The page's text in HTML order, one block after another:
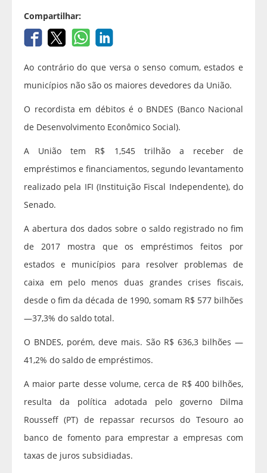
Compartilhar:
Ao contrário do que versa o senso comum, estados e
municípios não são os maiores devedores da União.
O recordista em débitos é o BNDES (Banco Nacional
de Desenvolvimento Econômico Social).
A União tem R$ 1,545 trilhão a receber de
empréstimos e financiamentos, segundo levantamento
realizado pela IFI (Instituição Fiscal Independente), do
Senado.
A abertura dos dados sobre o saldo registrado no fim
de 2017 mostra que os empréstimos feitos por
estados e municípios para resolver problemas de
caixa em pelo menos duas grandes crises fiscais,
desde o fim da década de 1990, somam R$ 577 bilhões
—37,3% do saldo total.
O BNDES, porém, deve mais. São R$ 636,3 bilhões —
41,2% do saldo de empréstimos.
A maior parte desse volume, cerca de R$ 400 bilhões,
resulta da política adotada pelo governo Dilma
Rousseff (PT) de repassar recursos do Tesouro ao
banco de fomento para emprestar a empresas com
taxas de juros subsidiadas.